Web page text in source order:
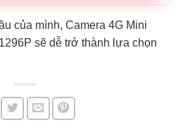
của mình, Camera 4G Mini
sẽ dễ trở thành lựa chọn